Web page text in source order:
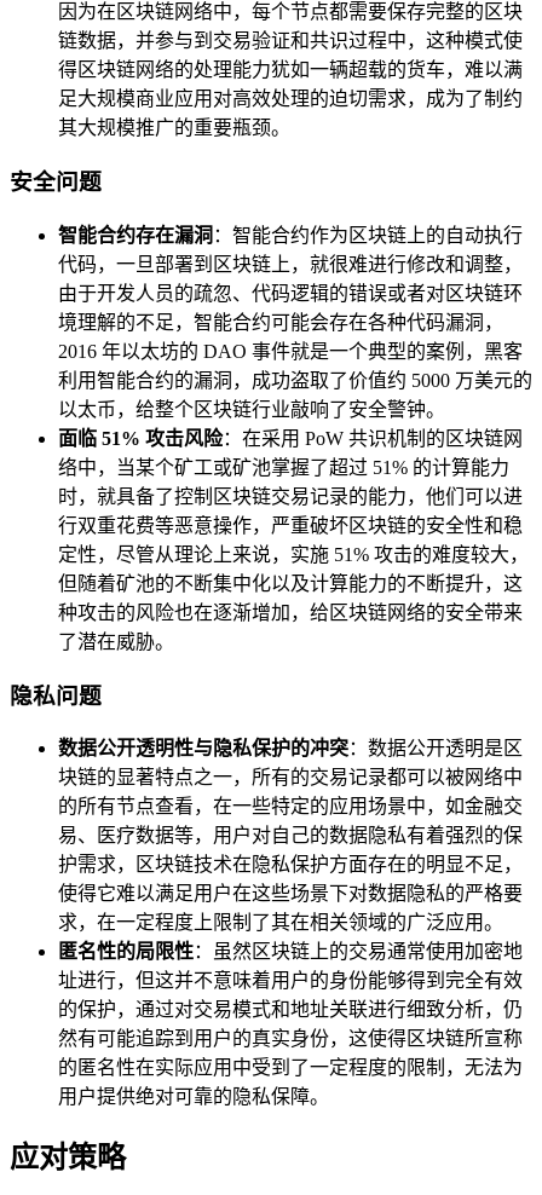
因为在区块链网络中，每个节点都需要保存完整的区块
链数据，并参与到交易验证和共识过程中，这种模式使
得区块链网络的处理能力犹如一辆超载的货车，难以满
足大规模商业应用对高效处理的迫切需求，成为了制约
其大规模推广的重要瓶颈。
安全问题
智能合约存在漏洞 ：智能合约作为区块链上的自动执行
代码，一旦部署到区块链上，就很难进行修改和调整，
由于开发人员的疏忽、代码逻辑的错误或者对区块链环
境理解的不足，智能合约可能会存在各种代码漏洞，
2016 年以太坊的 DAO 事件就是一个典型的案例，黑客
利用智能合约的漏洞，成功盗取了价值约 5000 万美元的
以太币，给整个区块链行业敲响了安全警钟。
面临 51% 攻击风险：在采用 PoW 共识机制的区块链网
络中，当某个矿工或矿池掌握了超过 51% 的计算能力
时，就具备了控制区块链交易记录的能力，他们可以进
行双重花费等恶意操作，严重破坏区块链的安全性和稳
定性，尽管从理论上来说，实施 51% 攻击的难度较大，
但随着矿池的不断集中化以及计算能力的不断提升，这
种攻击的风险也在逐渐增加，给区块链网络的安全带来
了潜在威胁。
隐私问题
数据公开透明性与隐私保护的冲突：数据公开透明是区
块链的显著特点之一，所有的交易记录都可以被网络中
的所有节点查看，在一些特定的应用场景中，如金融交
易、医疗数据等，用户对自己的数据隐私有着强烈的保
护需求，区块链技术在隐私保护方面存在的明显不足，
使得它难以满足用户在这些场景下对数据隐私的严格要
求，在一定程度上限制了其在相关领域的广泛应用。
匿名性的局限性：虽然区块链上的交易通常使用加密地
址进行，但这并不意味着用户的身份能够得到完全有效
的保护，通过对交易模式和地址关联进行细致分析，仍
然有可能追踪到用户的真实身份，这使得区块链所宣称
的匿名性在实际应用中受到了一定程度的限制，无法为
用户提供绝对可靠的隐私保障。
应对策略